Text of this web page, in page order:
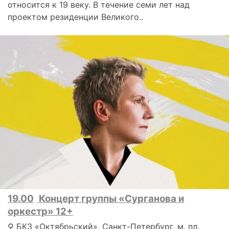
относится к 19 веку. В течение семи лет над
проектом резиденции Великого..
19.00 Концерт группы «Сурганова и
оркестр» 12+
⚲ БКЗ «Октябрьский», Санкт-Петербург, м. пл.